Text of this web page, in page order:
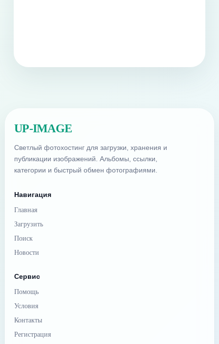
UP-IMAGE
Светлый фотохостинг для загрузки, хранения и
публикации изображений. Альбомы, ссылки,
категории и быстрый обмен фотографиями.
Навигация
Главная
Загрузить
Поиск
Новости
Сервис
Помощь
Условия
Контакты
Регистрация